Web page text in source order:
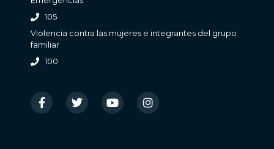
105
Violencia contra las mujeres e integrantes del grupo
familiar
100